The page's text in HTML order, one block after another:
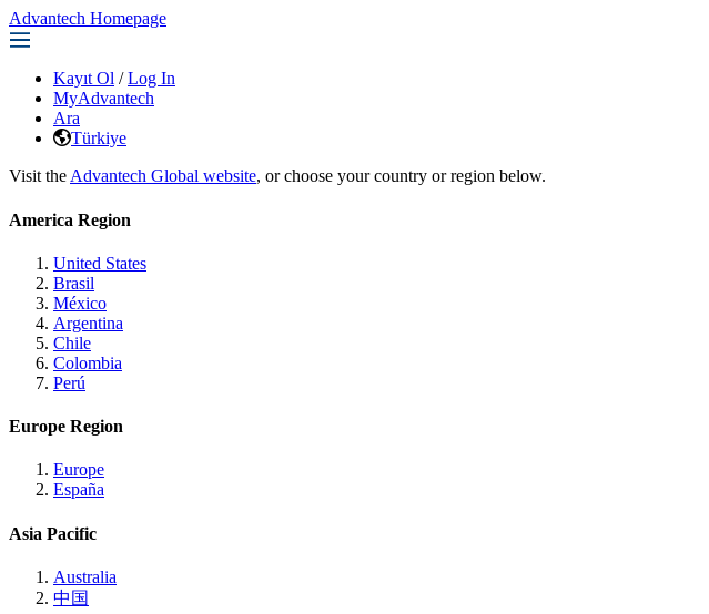
Advantech Homepage
Kayıt Ol / Log In
MyAdvantech
Ara
Türkiye
Visit the Advantech Global website, or choose your country or region below.
America Region
United States
Brasil
México
Argentina
Chile
Colombia
Perú
Europe Region
Europe
España
Asia Pacific
Australia
中国